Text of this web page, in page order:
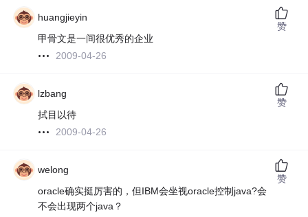
huangjieyin
甲骨文是一间很优秀的企业
2009-04-26
赞
lzbang
拭目以待
2009-04-26
赞
welong
oracle确实挺厉害的，但IBM会坐视oracle控制java?会
不会出现两个java？
赞